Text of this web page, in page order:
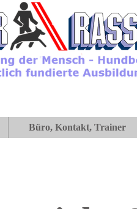
Büro, Kontakt, Trainer